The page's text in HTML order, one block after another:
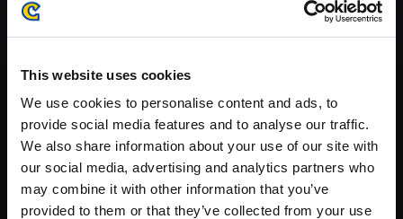
This website uses cookies
We use cookies to personalise content and ads, to
provide social media features and to analyse our traffic.
We also share information about your use of our site with
our social media, advertising and analytics partners who
may combine it with other information that you’ve
provided to them or that they’ve collected from your use
がかかる場合がございます。
※ご購入いただいたファイルのダウンロードの際には、通信環境
【単曲】ストリートファイターI
Vシリーズ サウンドBOX Speci